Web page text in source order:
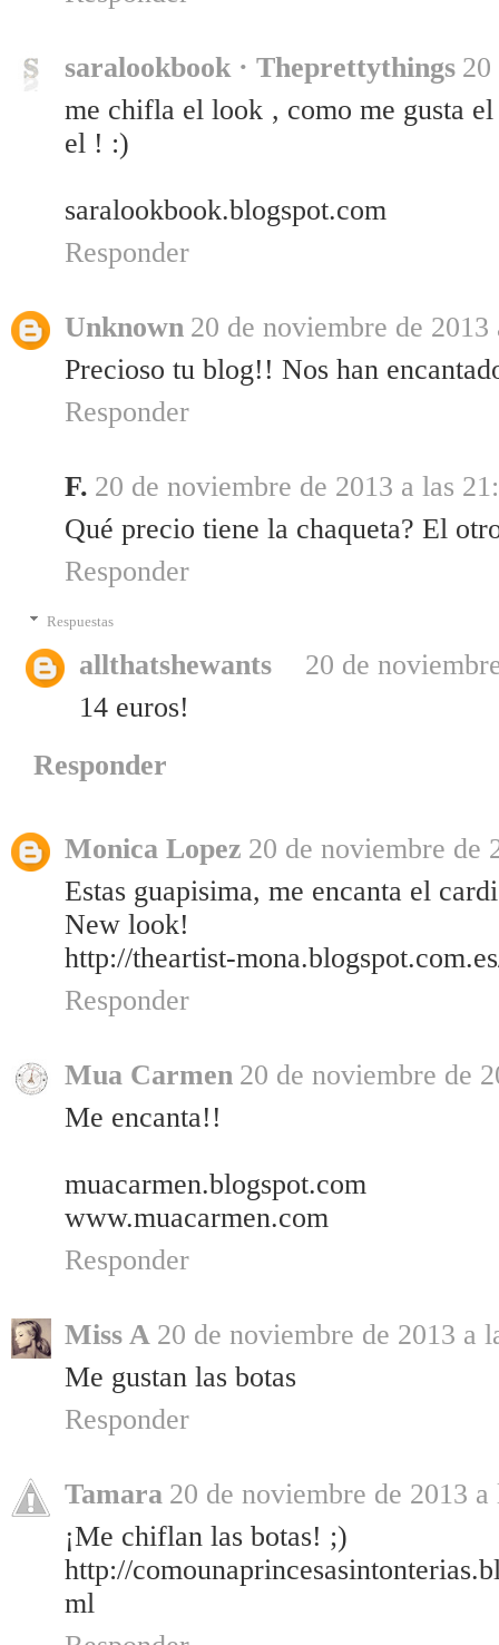
saralookbook · Theprettythings 20
me chifla el look , como me gusta
el ! :)
saralookbook.blogspot.com
Responder
Unknown 20 de noviembre de 2013
Precioso tu blog!! Nos han
Responder
F. 20 de noviembre de 2013 a las
Qué precio tiene la chaqueta? El
Responder
Respuestas
allthatshewants
20 de
14 euros!
Responder
Monica Lopez 20 de noviembre de
Estas guapisima, me encanta el
New look!
http://theartist-
Responder
Mua Carmen 20 de noviembre de
Me encanta!!
muacarmen.blogspot.com
www.muacarmen.com
Responder
Miss A 20 de noviembre de 2013 a
Me gustan las botas
Responder
Tamara 20 de noviembre de 2013 a
¡Me chiflan las botas! ;)
http://
ml